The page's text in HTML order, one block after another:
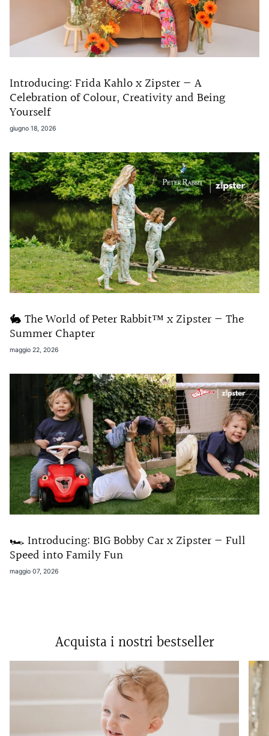
Introducing: Frida Kahlo x Zipster — A
Celebration of Colour, Creativity and Being
Yourself
giugno 18, 2026
🐇 The World of Peter Rabbit™ x Zipster — The
Summer Chapter
maggio 22, 2026
🏎️ Introducing: BIG Bobby Car x Zipster — Full
Speed into Family Fun
maggio 07, 2026
Acquista i nostri bestseller